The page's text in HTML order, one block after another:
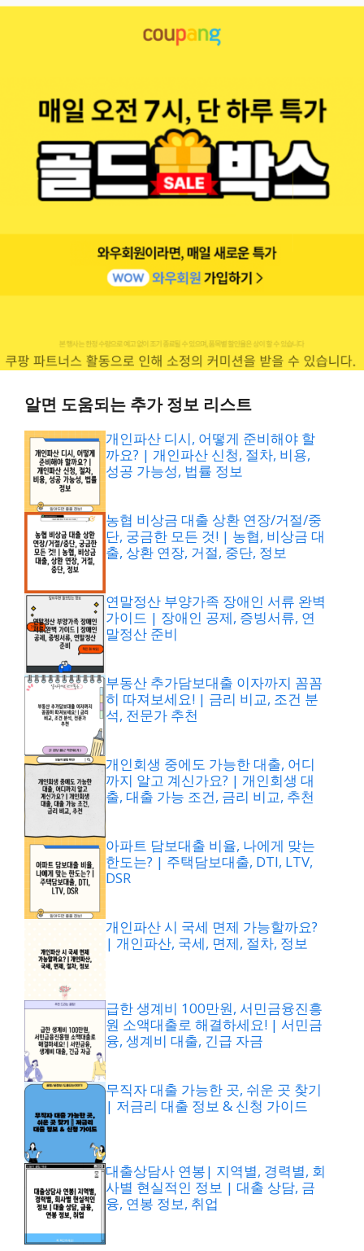
알면 도움되는 추가 정보 리스트
개인파산 디시, 어떻게 준비해야 할
까요? | 개인파산 신청, 절차, 비용,
성공 가능성, 법률 정보
농협 비상금 대출 상환 연장/거절/중
단, 궁금한 모든 것! | 농협, 비상금 대
출, 상환 연장, 거절, 중단, 정보
연말정산 부양가족 장애인 서류 완벽
가이드 | 장애인 공제, 증빙서류, 연
말정산 준비
부동산 추가담보대출 이자까지 꼼꼼
히 따져보세요! | 금리 비교, 조건 분
석, 전문가 추천
개인회생 중에도 가능한 대출, 어디
까지 알고 계신가요? | 개인회생 대
출, 대출 가능 조건, 금리 비교, 추천
아파트 담보대출 비율, 나에게 맞는
한도는? | 주택담보대출, DTI, LTV,
DSR
개인파산 시 국세 면제 가능할까요?
| 개인파산, 국세, 면제, 절차, 정보
급한 생계비 100만원, 서민금융진흥
원 소액대출로 해결하세요! | 서민금
융, 생계비 대출, 긴급 자금
무직자 대출 가능한 곳, 쉬운 곳 찾기
| 저금리 대출 정보 & 신청 가이드
대출상담사 연봉| 지역별, 경력별, 회
사별 현실적인 정보 | 대출 상담, 금
융, 연봉 정보, 취업